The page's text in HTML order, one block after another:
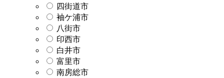
四街道市
袖ケ浦市
八街市
印西市
白井市
富里市
南房総市